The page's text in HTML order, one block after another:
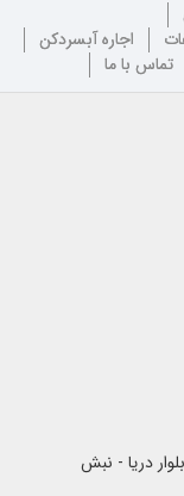
اجاره آبسردکن
تماس با ما
دریا - نبش